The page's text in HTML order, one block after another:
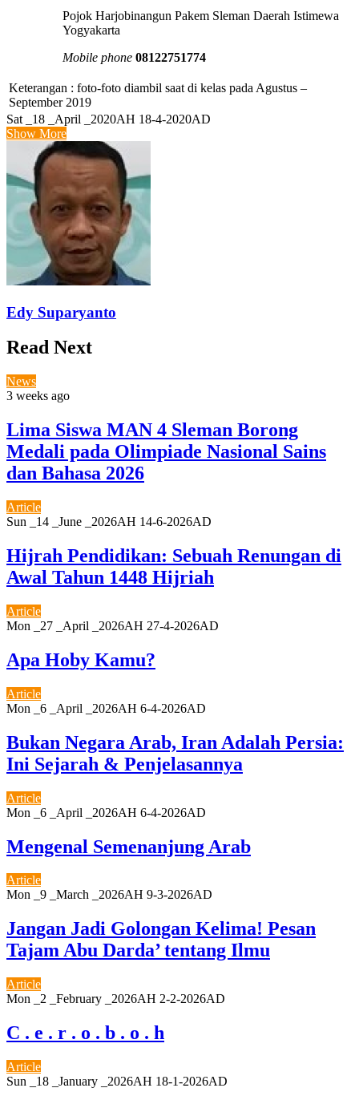
Pojok Harjobinangun Pakem Sleman Daerah Istimewa
Yogyakarta
Mobile phone 08122751774
Keterangan : foto-foto diambil saat di kelas pada Agustus –
September 2019
Sat _18 _April _2020AH 18-4-2020AD
Show More
Edy Suparyanto
Read Next
News
3 weeks ago
Lima Siswa MAN 4 Sleman Borong
Medali pada Olimpiade Nasional Sains
dan Bahasa 2026
Article
Sun _14 _June _2026AH 14-6-2026AD
Hijrah Pendidikan: Sebuah Renungan di
Awal Tahun 1448 Hijriah
Article
Mon _27 _April _2026AH 27-4-2026AD
Apa Hoby Kamu?
Article
Mon _6 _April _2026AH 6-4-2026AD
Bukan Negara Arab, Iran Adalah Persia:
Ini Sejarah & Penjelasannya
Article
Mon _6 _April _2026AH 6-4-2026AD
Mengenal Semenanjung Arab
Article
Mon _9 _March _2026AH 9-3-2026AD
Jangan Jadi Golongan Kelima! Pesan
Tajam Abu Darda’ tentang Ilmu
Article
Mon _2 _February _2026AH 2-2-2026AD
C . e . r . o . b . o . h
Article
Sun _18 _January _2026AH 18-1-2026AD